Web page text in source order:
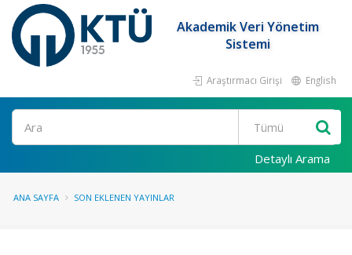
Akademik Veri Yönetim
Sistemi
Araştırmacı Girişi English
Ara
Detaylı Arama
ANA SAYFA SON EKLENEN YAYINLAR